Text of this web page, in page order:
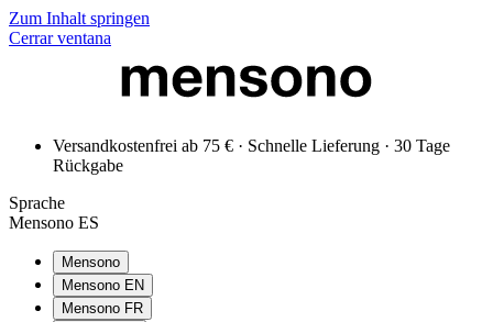
Zum Inhalt springen
Cerrar ventana
Versandkostenfrei ab 75 € · Schnelle Lieferung · 30 Tage
Rückgabe
Sprache
Mensono ES
Mensono
Mensono EN
Mensono FR